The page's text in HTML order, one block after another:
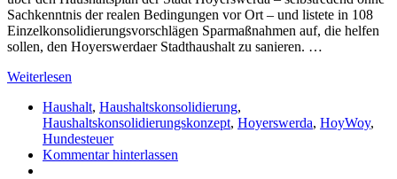
Sachkenntnis der realen Bedingungen vor Ort – und listete in 108
Einzelkonsolidierungsvorschlägen Sparmaßnahmen auf, die helfen
sollen, den Hoyerswerdaer Stadthaushalt zu sanieren. …
Weiterlesen
Haushalt, Haushaltskonsolidierung,
Haushaltskonsolidierungskonzept, Hoyerswerda, HoyWoy,
Hundesteuer
Kommentar hinterlassen